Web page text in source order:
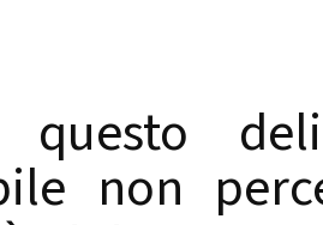
questo
non